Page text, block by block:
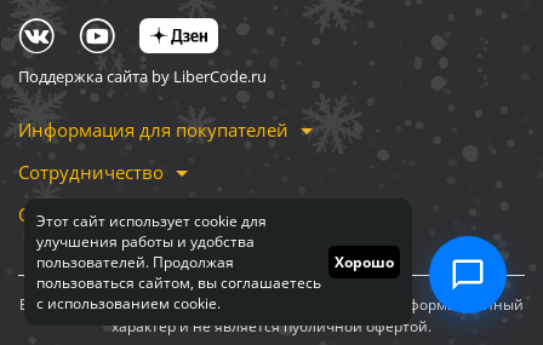
Этот сайт использует cookie для
улучшения работы и удобства
пользователей. Продолжая
пользоваться сайтом, вы соглашаетесь
с использованием cookie.
Хорошо
Поддержка сайта by LiberCode.ru
Информация для покупателей
Сотрудничество
О компании
Вся информация, представленная на сайте, носит информационный
характер и не является публичной офертой.